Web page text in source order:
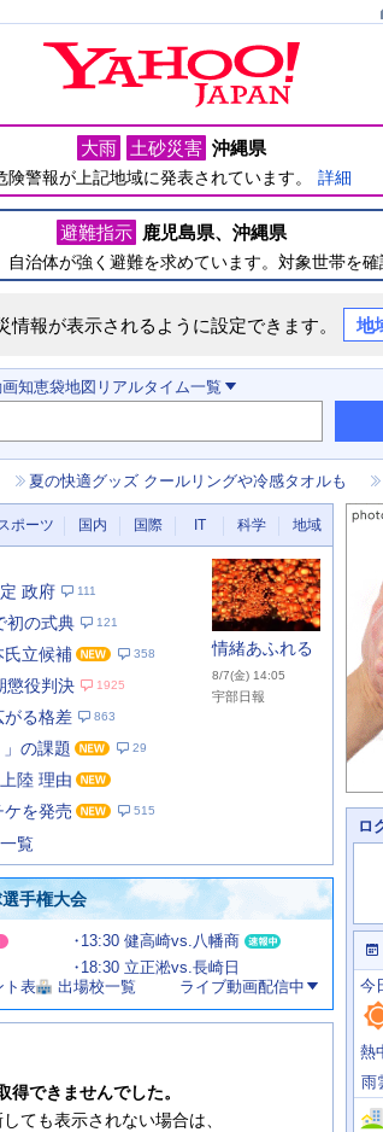
大雨 土砂災害 沖縄県
険警報が上記地域に発表されています。 詳細
避難指示 鹿児島県 沖縄県
治体が強く避難を求めています。対象世帯を確
情報が表示されるように設定できます。 地
知恵袋地図 リアルタイム一覧
夏の快適グッズ クールリングや冷感タオルも
ポーツ 国内 国際 IT 科学 地域
政府 111
初の式典 121
氏立候補 358
懲役判決 1925
がる格差 863
の課題 29
陸 理由
を発売
515
情緒あふれる
8/7(金) 14:05
宇部日報
覧
手権大会
13:30 健高崎vs.八幡商
18:30 立正淞vs.長崎日
ト表 出場校一覧 ライブ動画配信中
得できませんでした。
ても表示されない場合は、
個
人
情
報
ロ
あ
た
の
ス
ス
本
日
の
天
気
、
運
情
報
今
日
明
日
の
天
気
今
熱
雨